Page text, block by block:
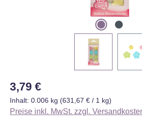
Regulärer Preis:
3,79 €
Inhalt: 0.006 kg (631,67 € / 1 kg)
Preise inkl. MwSt. zzgl.